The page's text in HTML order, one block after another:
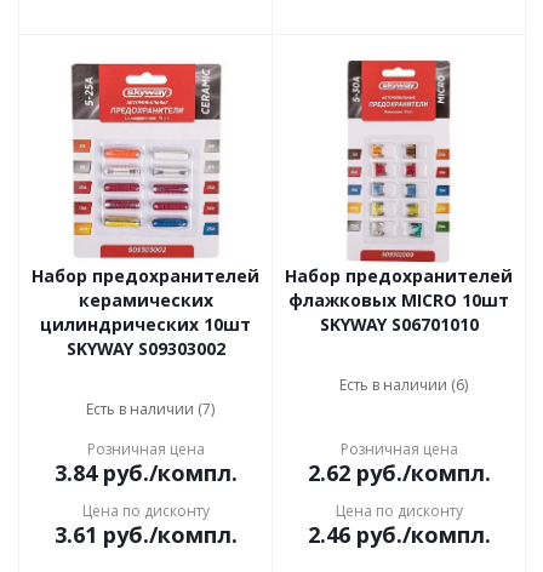
Набор предохранителей
керамических
цилиндрических 10шт
SKYWAY S09303002
Есть в наличии (7)
Розничная цена
3.84руб./компл.
Цена по дисконту
3.61 руб./компл.
Набор предохранителей
флажковых MICRO 10шт
SKYWAY S06701010
Есть в наличии (6)
Розничная цена
2.62руб./компл.
Цена по дисконту
2.46руб./компл.